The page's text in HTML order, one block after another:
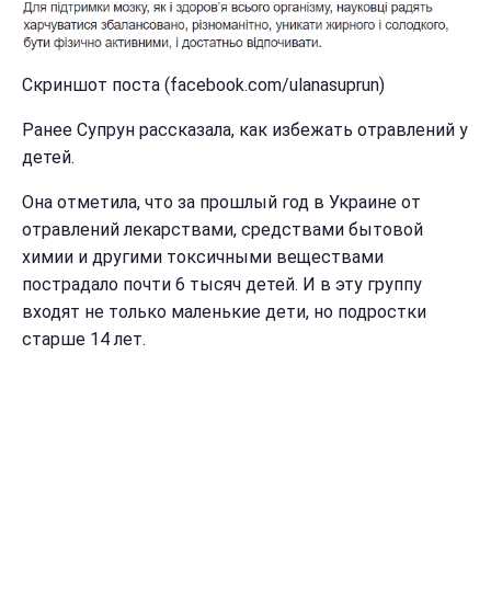
Скриншот поста (facebook.com/ulanasuprun)
Ранее Супрун рассказала, как избежать отравлений у
детей.
Она отметила, что за прошлый год в Украине от
отравлений лекарствами, средствами бытовой
химии и другими токсичными веществами
пострадало почти 6 тысяч детей. И в эту группу
входят не только маленькие дети, но подростки
старше 14 лет.